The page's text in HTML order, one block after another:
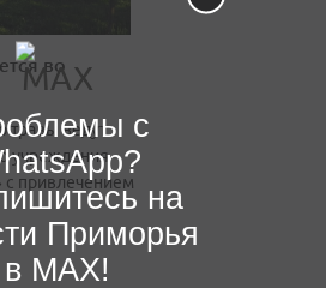
во
травы ведут
учреждения
с привлечением
с
на
Приморья
в MAX!